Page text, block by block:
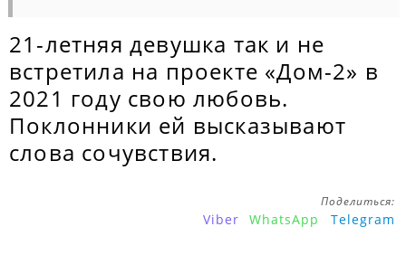
21-летняя девушка так и не
встретила на проекте «Дом-2» в
2021 году свою любовь.
Поклонники ей высказывают
слова сочувствия.
Поделиться:
Viber WhatsApp Telegram